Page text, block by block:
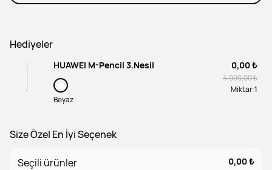
Hediyeler
HUAWEI M-Pencil 3.Nesil
Beyaz
0,00 ₺
4.999,00 ₺
Miktar:1
Size Özel En İyi Seçenek
Seçili ürünler 0,00 ₺